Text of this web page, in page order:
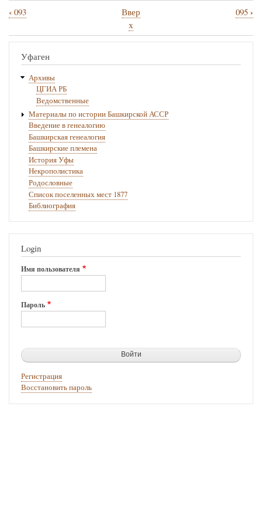
Перекрёстные
ссылки
книги
для
‹ 093
Ввер
х
095 ›
Уфаген
Архивы
ЦГИА РБ
Ведомственные
Материалы по истории Башкирской АССР
Введение в генеалогию
Башкирская генеалогия
Башкирские племена
История Уфы
Некрополистика
Родословные
Список поселенных мест 1877
Библиография
Login
Имя пользователя
Пароль
Регистрация
Восстановить пароль